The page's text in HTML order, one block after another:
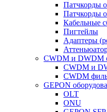
Патчкорды
Патчкорды
Кабельные
Пигтейлы
Адаптеры
CWDM и DWDM
CWDM и
CWDM
GEPON
OLT
ONU